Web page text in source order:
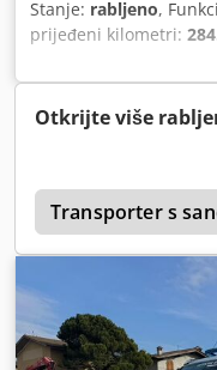
Stanje: rabljeno,
prijeđeni kilometri:
Euro 5, Godina
Otkrijte više
Transporter s